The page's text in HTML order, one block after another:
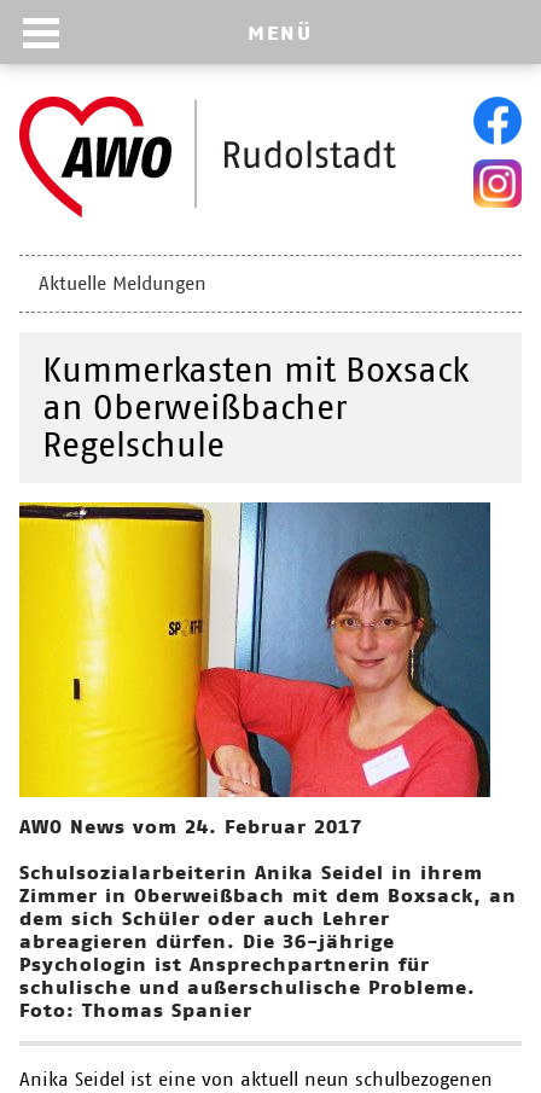
Navigation
überspringen
Aktuelle Meldungen
Kummerkasten mit Boxsack
an Oberweißbacher
Regelschule
AWO News vom 24. Februar 2017
Schulsozialarbeiterin Anika Seidel in ihrem
Zimmer in Oberweißbach mit dem Boxsack, an
dem sich Schüler oder auch Lehrer
abreagieren dürfen. Die 36-jährige
Psychologin ist Ansprechpartnerin für
schulische und außerschulische Probleme.
Foto: Thomas Spanier
Anika Seidel ist eine von aktuell neun schulbezogenen
MENÜ